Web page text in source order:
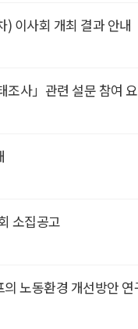
) 이사회 개최 결과 안내
사」관련 설문 참여
소집공고
노동환경 개선방안 연